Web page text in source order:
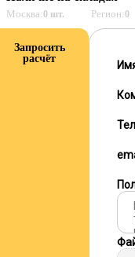
Москва:0 шт. Регион:0
Запросить
расчёт